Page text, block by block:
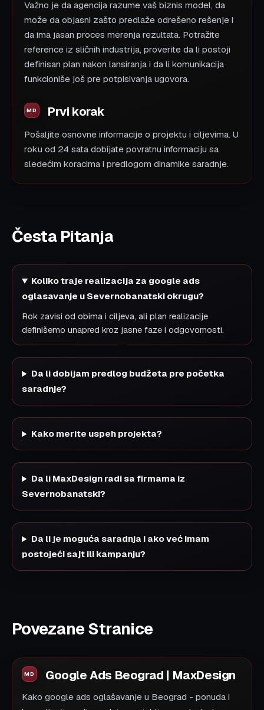
Važno je da agencija razume vaš biznis model, da
može da objasni zašto predlaže odrešeno rešenje i
da ima jasan proces merenja rezultata. Potražite
reference iz sličnih industrija, proverite da li postoji
definisan plan nakon lansiranja i da li komunikacija
funkcioniše još pre potpisivanja ugovora.
Prvi korak
Pošaljite osnovne informacije o projektu i ciljevima. U
roku od 24 sata dobijate povratnu informaciju sa
sledećim koracima i predlogom dinamike saradnje.
Česta Pitanja
Koliko traje realizacija za google ads
oglasavanje u Severnobanatski okrugu?
Rok zavisi od obima i ciljeva, ali plan realizacije
definišemo unapred kroz jasne faze i odgovornosti.
Da li dobijam predlog budžeta pre početka
saradnje?
Kako merite uspeh projekta?
Da li MaxDesign radi sa firmama iz
Severnobanatski?
Da li je moguća saradnja i ako već imam
postojeći sajt ili kampanju?
Povezane Stranice
Google Ads Beograd | MaxDesign
Kako google ads oglašavanje u Beograd - ponuda i